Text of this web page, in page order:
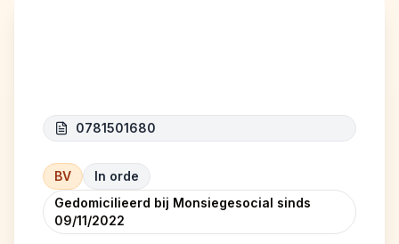
0781501680
BV
In orde
Gedomicilieerd bij Monsiegesocial sinds
09/11/2022